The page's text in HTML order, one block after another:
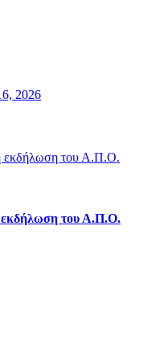
2026
εκδήλωση του Α.Π.Ο.